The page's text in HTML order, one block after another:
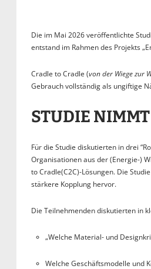
Die im Mai 2026 veröffentlichte
entstand im Rahmen des Projekts
Cradle to Cradle (von der Wiege zur
Gebrauch vollständig als ungiftige
STUDIE
Für die Studie diskutierten in drei
Organisationen aus der (Energie-)
to Cradle(C2C)-Lösungen. Die
stärkere Kopplung hervor.
Die Teilnehmenden diskutierten in
„Welche Material- und
Welche Geschäftsmodelle und